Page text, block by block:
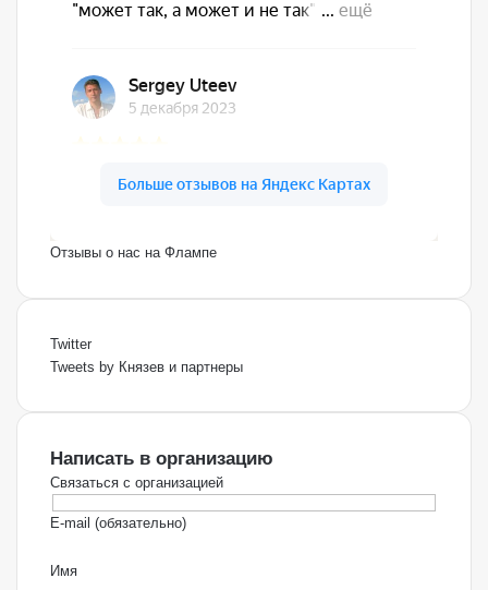
Отзывы о нас на Флампе
Twitter
Tweets by Князев и партнеры
Написать в организацию
Связаться с организацией
E-mail (обязательно)
Имя